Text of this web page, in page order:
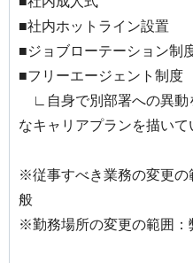
■社内ホットライン設置
■ジョブローテーション制
■フリーエージェント制度
∟自身で別部署への異動
なキャリアプランを描いて
※従事すべき業務の変更の
般
※勤務場所の変更の範囲：